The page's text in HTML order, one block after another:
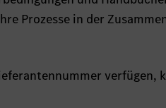
Prozesse in der
verfügen,